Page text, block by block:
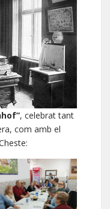
, celebrat tant
com amb el